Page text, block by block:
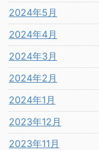
2024年5月
2024年4月
2024年3月
2024年2月
2024年1月
2023年12月
2023年11月